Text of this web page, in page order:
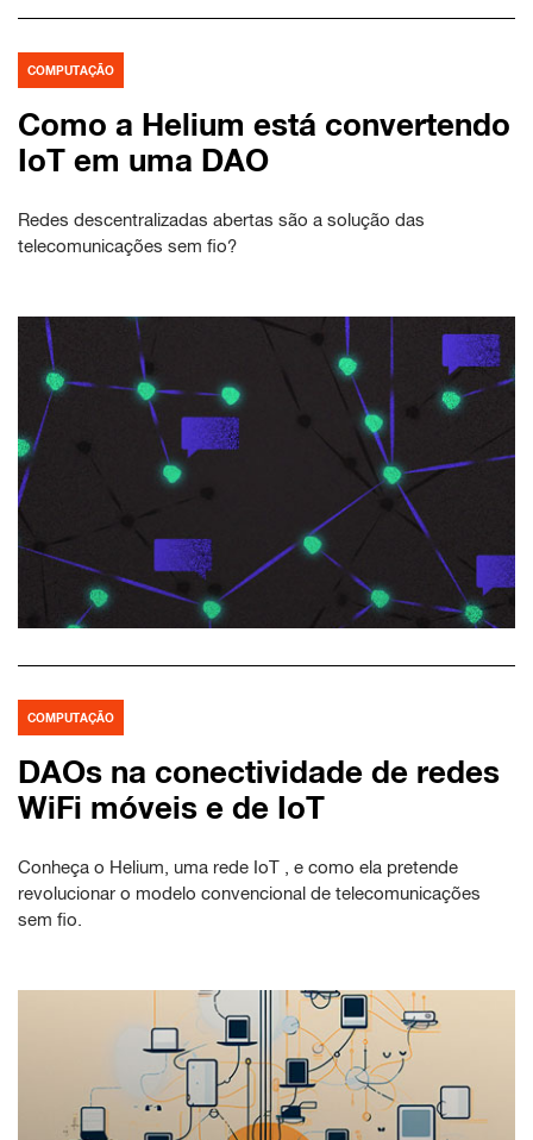
COMPUTAÇÃO
Como a Helium está convertendo
IoT em uma DAO
Redes descentralizadas abertas são a solução das
telecomunicações sem fio?
COMPUTAÇÃO
DAOs na conectividade de redes
WiFi móveis e de IoT
Conheça o Helium, uma rede IoT , e como ela pretende
revolucionar o modelo convencional de telecomunicações
sem fio.